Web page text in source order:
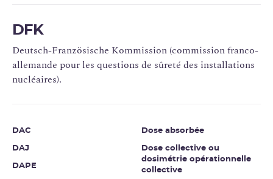
DFK
Deutsch-Französische Kommission (commission franco-
allemande pour les questions de sûreté des installations
nucléaires).
DAC
DAJ
DAPE
Dose absorbée
Dose collective ou
dosimétrie opérationnelle
collective